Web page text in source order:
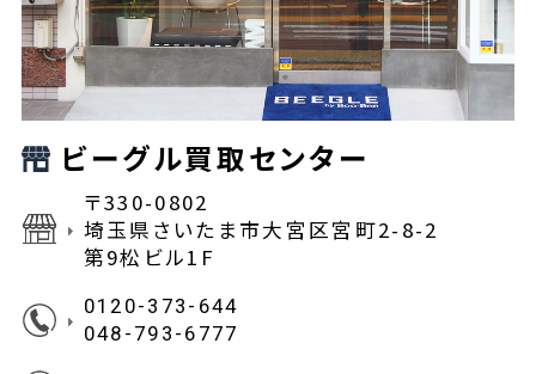
ビーグル買取センター
〒330-0802
埼玉県さいたま市大宮区宮町2-8-2
第9松ビル1F
0120-373-644
048-793-6777